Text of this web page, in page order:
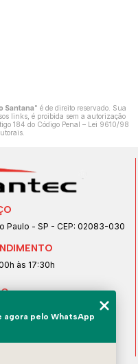
Santana" é de direito reservado. Sua
links, é proibida sem a autorização
184 do Código Penal – Lei 9610/98
Paulo - SP - CEP: 02083-030
às 17:30h
agora pelo WhatsApp